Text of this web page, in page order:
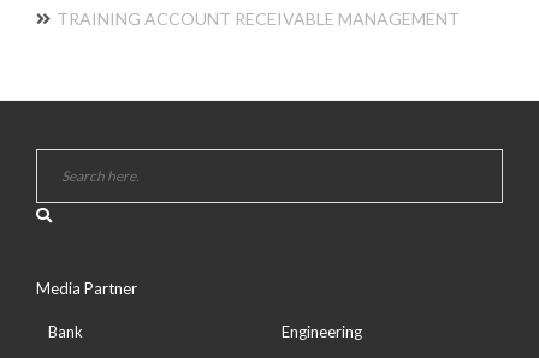
TRAINING ACCOUNT RECEIVABLE MANAGEMENT
Media Partner
Bank
Engineering